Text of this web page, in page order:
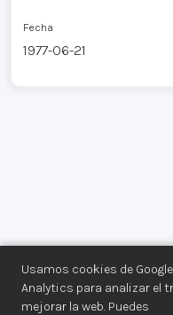
Usamos cookies de Google
Analytics para analizar el
mejorar la web. Puedes
Fecha
1977-06-21